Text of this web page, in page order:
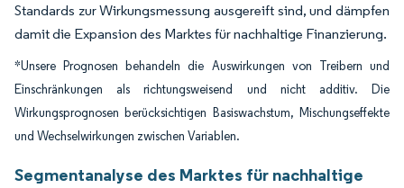
Standards zur Wirkungsmessung ausgereift sind, und dämpfen
damit die Expansion des Marktes für nachhaltige Finanzierung.
*Unsere Prognosen behandeln die Auswirkungen von Treibern und
Einschränkungen als richtungsweisend und nicht additiv. Die
Wirkungsprognosen berücksichtigen Basiswachstum, Mischungseffekte
und Wechselwirkungen zwischen Variablen.
Segmentanalyse des Marktes für nachhaltige